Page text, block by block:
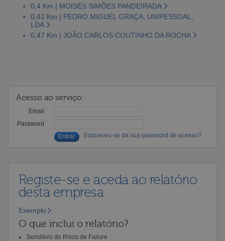
0,4 Km | MOISÉS SIMÕES PANDEIRADA
0,42 Km | PEDRO MIGUEL GRAÇA, UNIPESSOAL,
LDA
0,47 Km | JOÃO CARLOS COUTINHO DA ROCHA
Acesso ao serviço:
Email
Password
Esqueceu-se da sua password de acesso?
Registe-se e aceda ao relatório
desta empresa
Exemplo
O que inclui o relatório?
Semáforo do Risco de Failure